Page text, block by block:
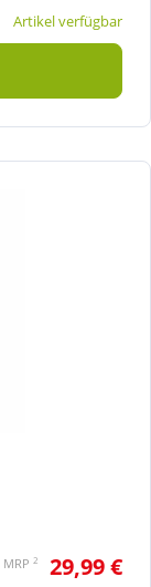
Artikel verfügbar
MRP 2 29,99 €